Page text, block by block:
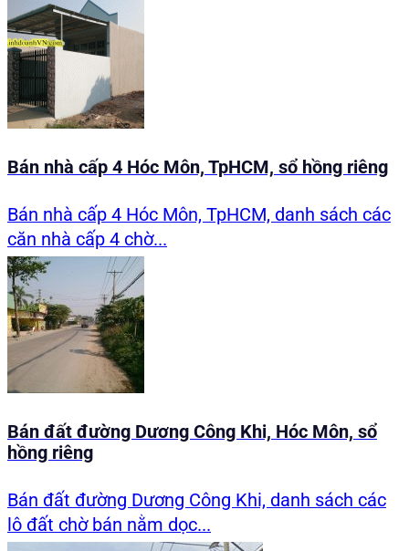
Bán nhà cấp 4 Hóc Môn, TpHCM, sổ hồng riêng
Bán nhà cấp 4 Hóc Môn, TpHCM, danh sách các
căn nhà cấp 4 chờ...
Bán đất đường Dương Công Khi, Hóc Môn, sổ
hồng riêng
Bán đất đường Dương Công Khi, danh sách các
lô đất chờ bán nằm dọc...